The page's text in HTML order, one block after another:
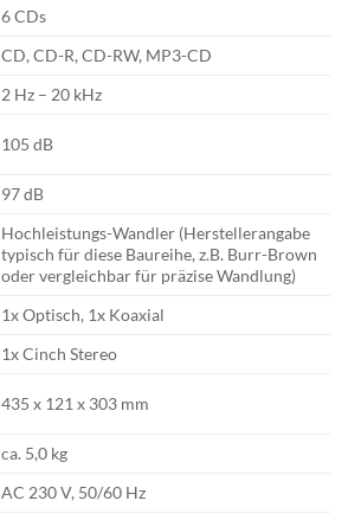
6 CDs
CD, CD-R, CD-RW, MP3-CD
2 Hz – 20 kHz
105 dB
97 dB
Hochleistungs-Wandler (Herstellerangabe
typisch für diese Baureihe, z.B. Burr-Brown
oder vergleichbar für präzise Wandlung)
1x Optisch, 1x Koaxial
1x Cinch Stereo
435 x 121 x 303 mm
ca. 5,0 kg
AC 230 V, 50/60 Hz